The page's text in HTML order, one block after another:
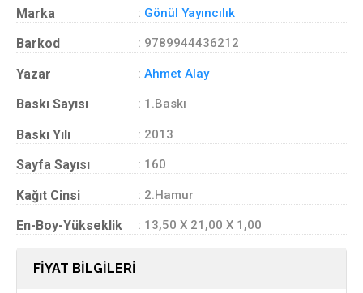
Marka : Gönül Yayıncılık
Barkod : 9789944436212
Yazar : Ahmet Alay
Baskı Sayısı : 1.Baskı
Baskı Yılı : 2013
Sayfa Sayısı : 160
Kağıt Cinsi : 2.Hamur
En-Boy-Yükseklik : 13,50 X 21,00 X 1,00
FİYAT BİLGİLERİ